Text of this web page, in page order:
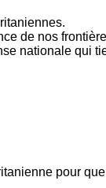
de nos
nationale qui
pour